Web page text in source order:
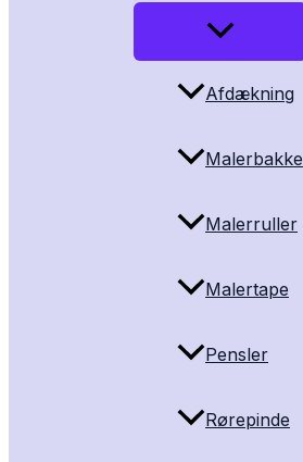
Afdækning
Malerbakke
Malerruller
Malertape
Pensler
Rørepinde